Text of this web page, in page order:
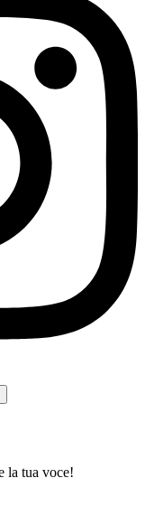
la tua voce!